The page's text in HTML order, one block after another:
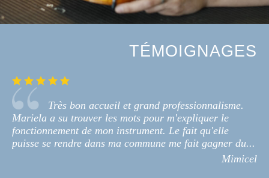
TÉMOIGNAGES
Très bon accueil et grand professionnalisme.
Mariela a su trouver les mots pour m'expliquer le
fonctionnement de mon instrument. Le fait qu'elle
puisse se rendre dans ma commune me fait gagner du...
Mimicel